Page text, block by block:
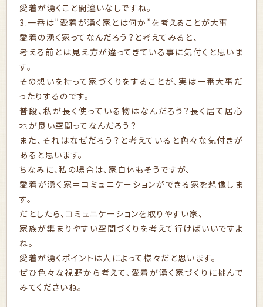
愛着が湧くこと間違いなしですね。
3.一番は”愛着が湧く家とは何か”を考えることが大事
愛着の湧く家ってなんだろう？と考えてみると、
考える前とは見え方が違ってきている事に気付くと思いま
す。
その想いを持って家づくりをすることが、実は一番大事だ
ったりするのです。
普段、私が長く使っている物はなんだろう？長く居て居心
地が良い空間ってなんだろう？
また、それはなぜだろう？と考えていると色々な気付きが
あると思います。
ちなみに、私の場合は、家自体もそうですが、
愛着が湧く家＝コミュニケーションができる家を想像しま
す。
だとしたら、コミュニケーションを取りやすい家、
家族が集まりやすい空間づくりを考えて行けばいいですよ
ね。
愛着が湧くポイントは人によって様々だと思います。
ぜひ色々な視野から考えて、愛着が湧く家づくりに挑んで
みてくださいね。